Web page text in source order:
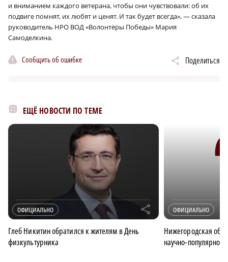
и вниманием каждого ветерана, чтобы они чувствовали: об их
подвиге помнят, их любят и ценят. И так будет всегда», — сказала
руководитель НРО ВОД «Волонтёры Победы» Мария
Самоделкина.
Сообщить об ошибке Поделиться
ЕЩЁ НОВОСТИ ПО ТЕМЕ
ОФИЦИАЛЬНО r
Глеб Никитин обратился к жителям в День
физкультурника
ОФИЦИАЛЬНО
Нижегородская
научно-